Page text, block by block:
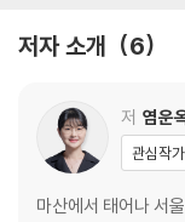
인류의 이동과 다양성
력 ‘다양성’
Lecture 03
다양성과 공감, 그리고
저자 소개 6
저 염운
관심작
마산에서 태어나 서